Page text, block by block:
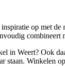
op met
in Weert? Ook
staan. Winkelen